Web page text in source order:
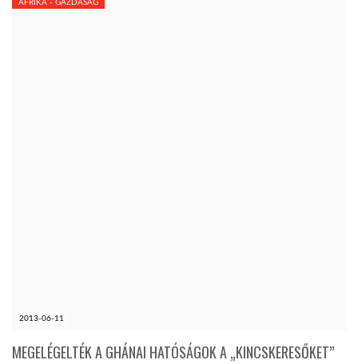
2013-06-11
AFRIKA - GAZDASÁG
MEGELÉGELTÉK A GHÁNAI HATÓSÁGOK A „KINCSKERESŐKET”